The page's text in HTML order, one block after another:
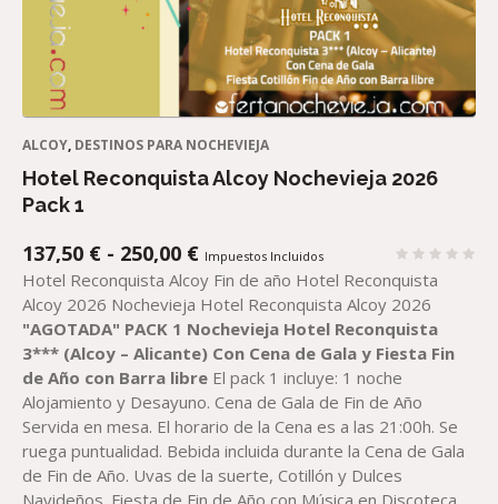
ALCOY, DESTINOS PARA NOCHEVIEJA
Hotel Reconquista Alcoy Nochevieja 2026
Pack 1
137,50 € - 250,00 €RANGO
DE
PRECIOS:
DESDE
137,50 €
HASTA
250,00 €
Impuestos Incluidos
Hotel Reconquista Alcoy Fin de año Hotel Reconquista
Alcoy 2026 Nochevieja Hotel Reconquista Alcoy 2026
"AGOTADA" PACK 1 Nochevieja Hotel Reconquista
3*** (Alcoy – Alicante) Con Cena de Gala y Fiesta Fin
de Año con Barra libre El pack 1 incluye: 1 noche
Alojamiento y Desayuno. Cena de Gala de Fin de Año
Servida en mesa. El horario de la Cena es a las 21:00h. Se
ruega puntualidad. Bebida incluida durante la Cena de Gala
de Fin de Año. Uvas de la suerte, Cotillón y Dulces